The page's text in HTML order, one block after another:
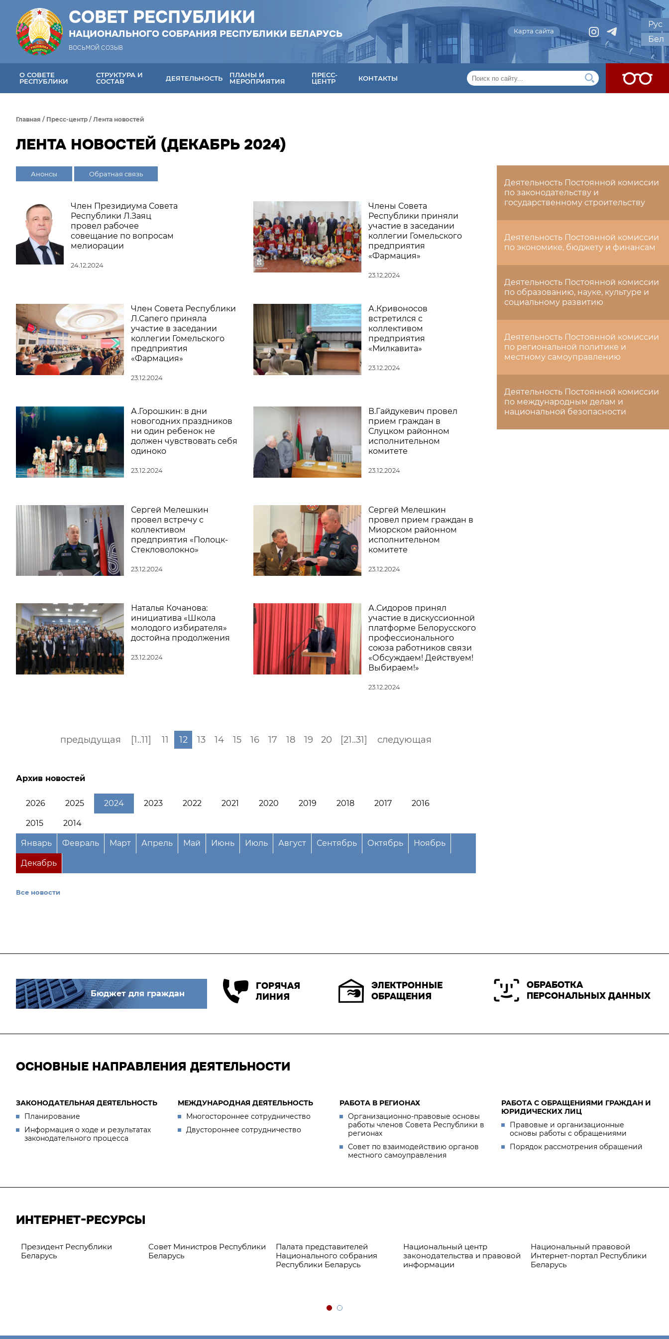
СОВЕТ РЕСПУБЛИКИ
НАЦИОНАЛЬНОГО СОБРАНИЯ РЕСПУБЛИКИ БЕЛАРУСЬ
ВОСЬМОЙ СОЗЫВ
Карта сайта
Рус
Бел
О СОВЕТЕ
РЕСПУБЛИКИ
СТРУКТУРА И
СОСТАВ
ДЕЯТЕЛЬНОСТЬ
ПЛАНЫ И
МЕРОПРИЯТИЯ
ПРЕСС-
ЦЕНТР
КОНТАКТЫ
Главная / Пресс-центр / Лента новостей
ЛЕНТА НОВОСТЕЙ (ДЕКАБРЬ 2024)
Анонсы Обратная связь
Член Президиума Совета
Республики Л.Заяц
провел рабочее
совещание по вопросам
мелиорации
24.12.2024
Члены Совета
Республики приняли
участие в заседании
коллегии Гомельского
предприятия
«Фармация»
23.12.2024
Член Совета Республики
Л.Сапего приняла
участие в заседании
коллегии Гомельского
предприятия
«Фармация»
23.12.2024
А.Кривоносов
встретился с
коллективом
предприятия
«Милкавита»
23.12.2024
А.Горошкин: в дни
новогодних праздников
ни один ребенок не
должен чувствовать себя
одиноко
23.12.2024
В.Гайдукевич провел
прием граждан в
Слуцком районном
исполнительном
комитете
23.12.2024
Сергей Мелешкин
провел встречу с
коллективом
предприятия «Полоцк-
Стекловолокно»
23.12.2024
Сергей Мелешкин
провел прием граждан в
Миорском районном
исполнительном
комитете
23.12.2024
Наталья Кочанова:
инициатива «Школа
молодого избирателя»
достойна продолжения
23.12.2024
А.Сидоров принял
участие в дискуссионной
платформе Белорусского
профессионального
союза работников связи
«Обсуждаем! Действуем!
Выбираем!»
23.12.2024
предыдущая [1..11] 11 12 13 14 15 16 17 18 19 20 [21..31] следующая
Архив новостей
2026 2025 2024 2023 2022 2021 2020 2019 2018 2017 2016
2015 2014
Январь Февраль Март Апрель Май Июнь Июль Август Сентябрь Октябрь Ноябрь
Декабрь
Все новости
Деятельность Постоянной комиссии
по законодательству и
государственному строительству
Деятельность Постоянной комиссии
по экономике, бюджету и финансам
Деятельность Постоянной комиссии
по образованию, науке, культуре и
социальному развитию
Деятельность Постоянной комиссии
по региональной политике и
местному самоуправлению
Деятельность Постоянной комиссии
по международным делам и
национальной безопасности
Бюджет для граждан
ГОРЯЧАЯ
ЛИНИЯ
ЭЛЕКТРОННЫЕ
ОБРАЩЕНИЯ
ОБРАБОТКА
ПЕРСОНАЛЬНЫХ ДАННЫХ
ОСНОВНЫЕ НАПРАВЛЕНИЯ ДЕЯТЕЛЬНОСТИ
ЗАКОНОДАТЕЛЬНАЯ ДЕЯТЕЛЬНОСТЬ
Планирование
Информация о ходе и результатах
законодательного процесса
МЕЖДУНАРОДНАЯ ДЕЯТЕЛЬНОСТЬ
Многостороннее сотрудничество
Двустороннее сотрудничество
РАБОТА В РЕГИОНАХ
Организационно-правовые основы
работы членов Совета Республики в
регионах
Совет по взаимодействию органов
местного самоуправления
РАБОТА С ОБРАЩЕНИЯМИ ГРАЖДАН И
ЮРИДИЧЕСКИХ ЛИЦ
Правовые и организационные
основы работы с обращениями
Порядок рассмотрения обращений
ИНТЕРНЕТ-РЕСУРСЫ
Президент Республики
Беларусь
Совет Министров Республики
Беларусь
Палата представителей
Национального собрания
Республики Беларусь
Национальный центр
законодательства и правовой
информации
Национальный правовой
Интернет-портал Республики
Беларусь